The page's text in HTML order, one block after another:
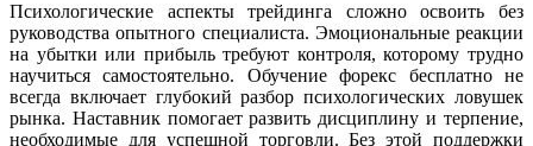
Психологические аспекты трейдинга сложно освоить без
руководства опытного специалиста. Эмоциональные реакции
на убытки или прибыль требуют контроля, которому трудно
научиться самостоятельно. Обучение форекс бесплатно не
всегда включает глубокий разбор психологических ловушек
рынка. Наставник помогает развить дисциплину и терпение,
необходимые для успешной торговли. Без этой поддержки